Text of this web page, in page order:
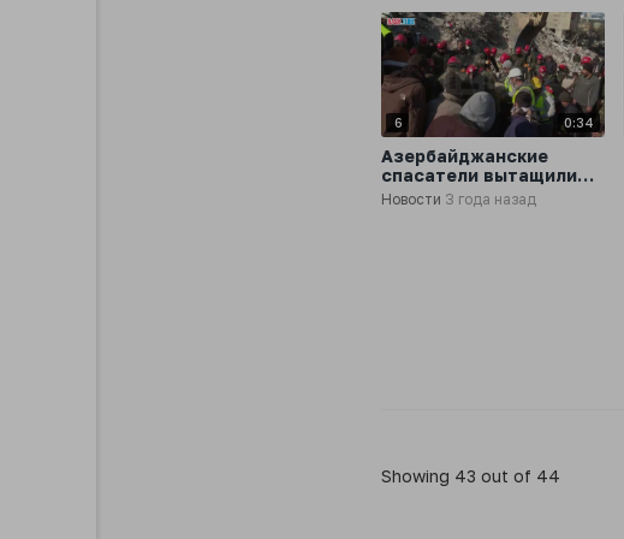
6 0:34
Азербайджанские
спасатели вытащили
мужчину из-под
Новости 3 года назад
Showing 43 out of 44